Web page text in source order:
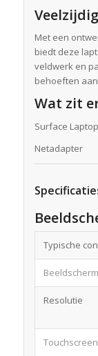
Met een
biedt deze
veldwerk en
behoeften
Wat zit
Surface
Netadapter
Typische
Resolutie
Touchscreen